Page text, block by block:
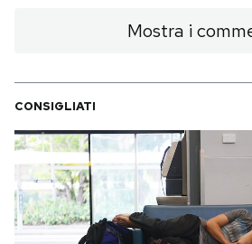
Mostra i
CONSIGLIATI